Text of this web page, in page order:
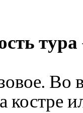
тура
Во
костре